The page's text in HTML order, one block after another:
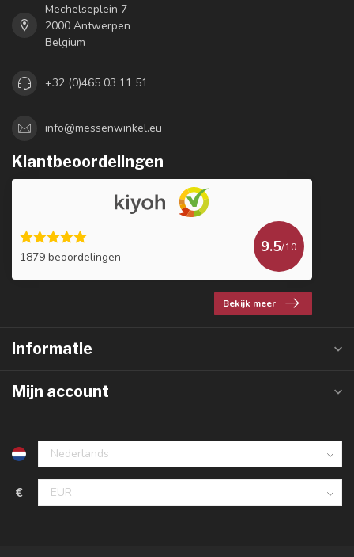
Mechelseplein 7
2000 Antwerpen
Belgium
+32 (0)465 03 11 51
info@messenwinkel.eu
Klantbeoordelingen
1879 beoordelingen
9.5/10
Bekijk meer
Informatie
Mijn account
€